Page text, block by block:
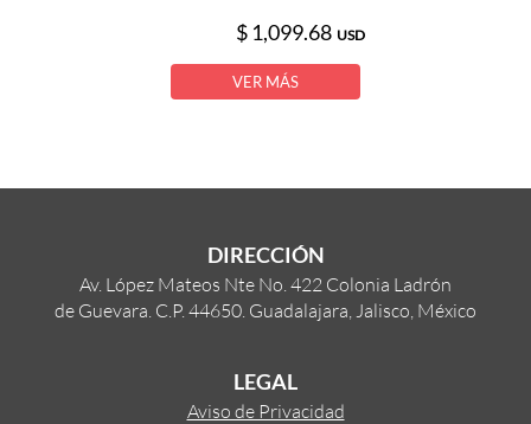
$ 1,099.68 USD
VER MÁS
DIRECCIÓN
Av. López Mateos Nte No. 422 Colonia Ladrón
de Guevara. C.P. 44650. Guadalajara, Jalisco, México
LEGAL
Aviso de Privacidad